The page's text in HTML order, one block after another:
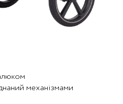
механізмами